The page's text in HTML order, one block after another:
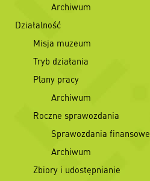
Archiwum
Działalność
Misja muzeum
Tryb działania
Plany pracy
Archiwum
Roczne sprawozdania
Sprawozdania finansowe
Archiwum
Zbiory i udostępnianie